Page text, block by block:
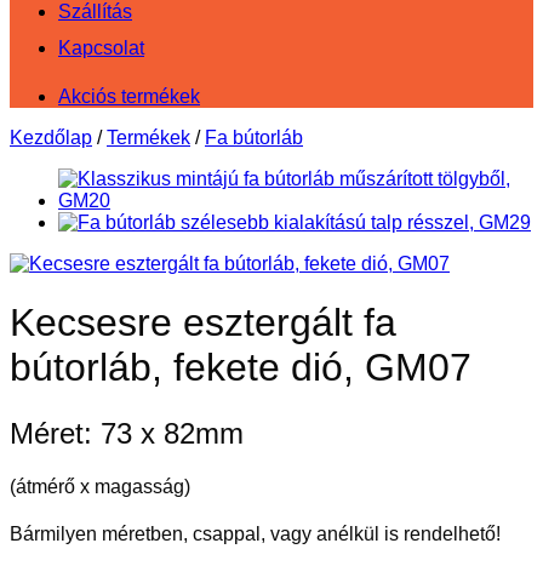
Szállítás
Kapcsolat
Akciós termékek
Kezdőlap / Termékek / Fa bútorláb
Kecsesre esztergált fa
bútorláb, fekete dió, GM07
Méret: 73 x 82mm
(átmérő x magasság)
Bármilyen méretben, csappal, vagy anélkül is rendelhető!